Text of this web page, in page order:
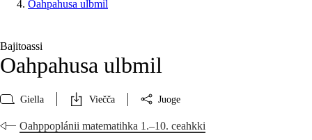
Oahpahusa ulbmil
Bajitoassi
Oahpahusa ulbmil
Giella Viečča Juoge
Oahppoplánii matematihka 1.–10. ceahkki